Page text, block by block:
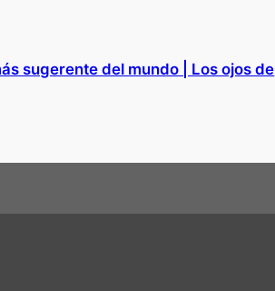
sugerente del mundo | Los ojos de